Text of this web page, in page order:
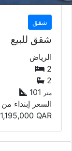
شقق
شقق للبيع
الرياض
2
2
101
متر
السعر إبتداء من
1,195,000 QAR